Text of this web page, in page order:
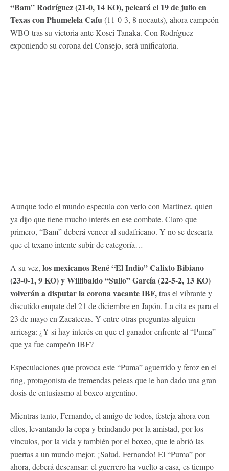
“Bam” Rodríguez (21-0, 14 KO), peleará el 19 de julio en
Texas con Phumelela Cafu (11-0-3, 8 nocauts), ahora campeón
WBO tras su victoria ante Kosei Tanaka. Con Rodríguez
exponiendo su corona del Consejo, será unificatoria.
Aunque todo el mundo especula con verlo con Martínez, quien
ya dijo que tiene mucho interés en ese combate. Claro que
primero, “Bam” deberá vencer al sudafricano. Y no se descarta
que el texano intente subir de categoría…
A su vez, los mexicanos René “El Indio” Calixto Bibiano
(23-0-1, 9 KO) y Willibaldo “Sullo” García (22-5-2, 13 KO)
volverán a disputar la corona vacante IBF,tras el vibrante y
discutido empate del 21 de diciembre en Japón. La cita es para el
23 de mayo en Zacatecas. Y entre otras preguntas alguien
arriesga: ¿Y si hay interés en que el ganador enfrente al “Puma”
que ya fue campeón IBF?
Especulaciones que provoca este “Puma” aguerrido y feroz en el
ring, protagonista de tremendas peleas que le han dado una gran
dosis de entusiasmo al boxeo argentino.
Mientras tanto, Fernando, el amigo de todos, festeja ahora con
ellos, levantando la copa y brindando por la amistad, por los
vínculos, por la vida y también por el boxeo, que le abrió las
puertas a un mundo mejor. ¡Salud, Fernando! El “Puma” por
ahora, deberá descansar: el guerrero ha vuelto a casa, es tiempo